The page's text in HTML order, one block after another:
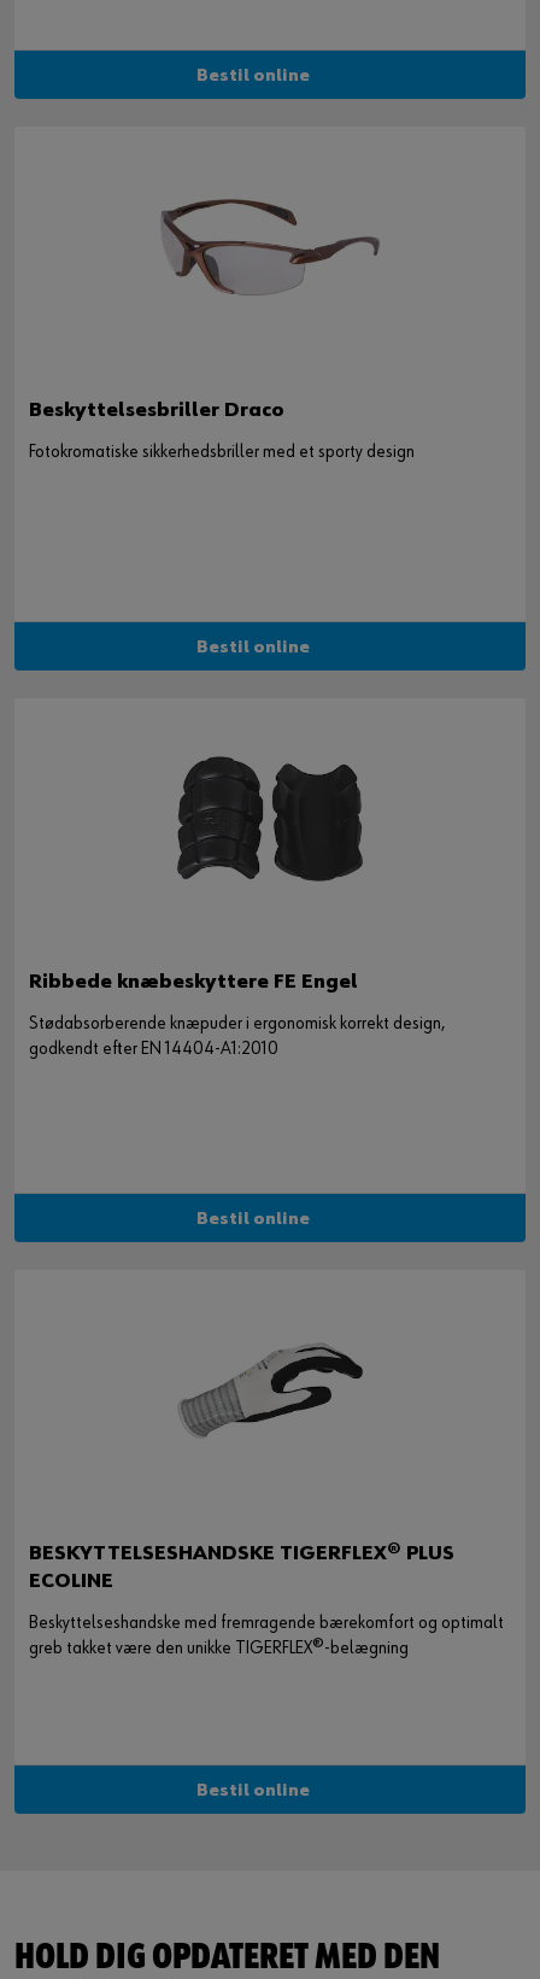
Bestil online
Beskyttelsesbriller Draco
Fotokromatiske sikkerhedsbriller med et sporty design
Bestil online
Ribbede knæbeskyttere FE Engel
Stødabsorberende knæpuder i ergonomisk korrekt design,
godkendt efter EN 14404-A1:2010
Bestil online
BESKYTTELSESHANDSKE TIGERFLEX® PLUS
ECOLINE
Beskyttelseshandske med fremragende bærekomfort og optimalt
greb takket være den unikke TIGERFLEX®-belægning
Bestil online
HOLD DIG OPDATERET MED DEN